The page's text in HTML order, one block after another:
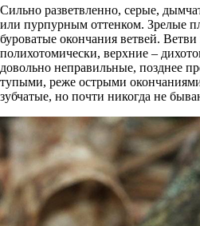
Сильно разветвленно, серые,
или пурпурным оттенком. Зрелые
буроватые окончания ветвей.
полихотомически, верхние –
довольно неправильные, позднее
тупыми, реже острыми
зубчатые, но почти никогда не